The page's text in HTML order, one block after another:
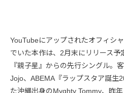
YouTubeにアップされたオフィシ
でいた本作は、2月末にリリース予
『親子星』からの先行シングル。
Jojo、ABEMA『ラップスタア誕生
た沖縄出身のMyghty Tommy、昨